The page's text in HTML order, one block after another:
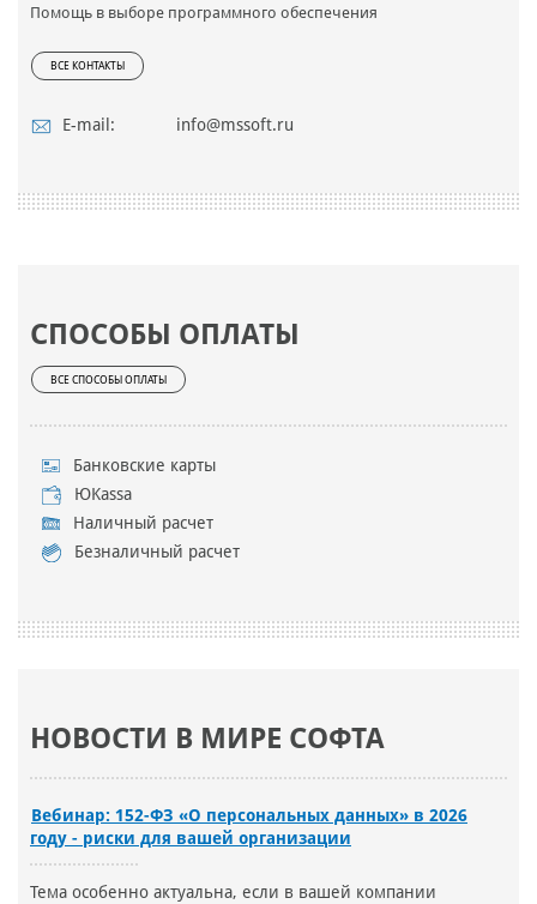
Помощь в выборе программного обеспечения
ВСЕ КОНТАКТЫ
E-mail: info@mssoft.ru
СПОСОБЫ ОПЛАТЫ
ВСЕ СПОСОБЫ ОПЛАТЫ
Банковские карты
ЮKassa
Наличный расчет
Безналичный расчет
НОВОСТИ В МИРЕ СОФТА
Вебинар: 152-ФЗ «О персональных данных» в 2026
году - риски для вашей организации
Тема особенно актуальна, если в вашей компании